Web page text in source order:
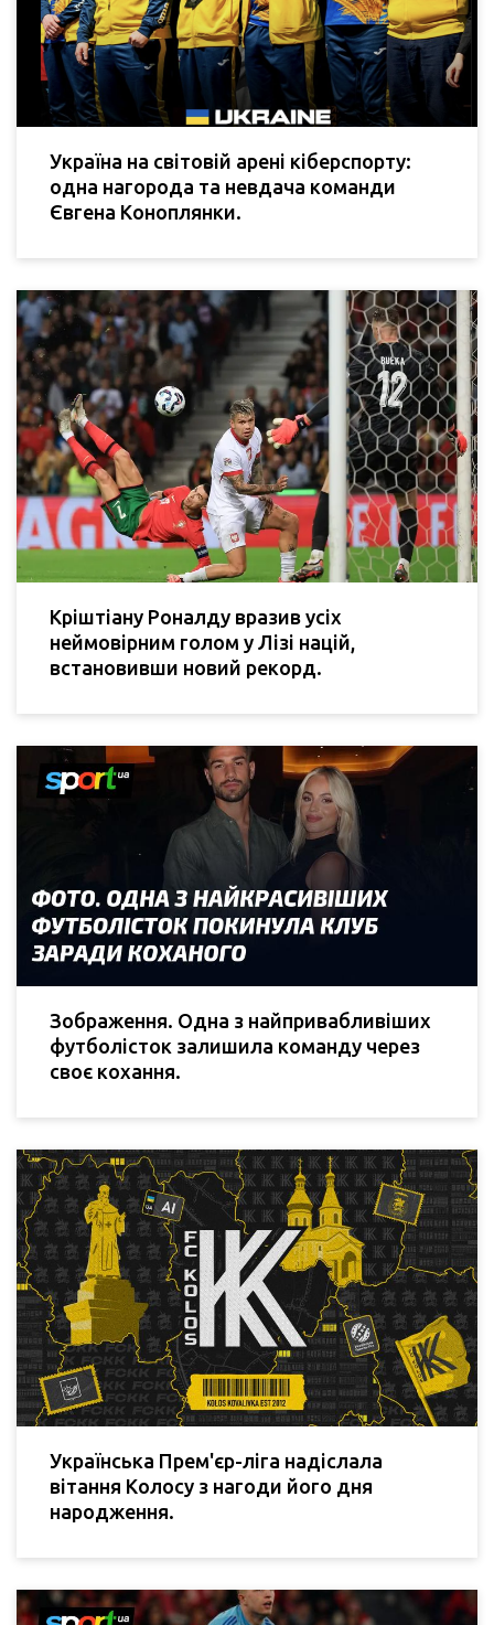
Україна на світовій арені кіберспорту:
одна нагорода та невдача команди
Євгена Коноплянки.
Кріштіану Роналду вразив усіх
неймовірним голом у Лізі націй,
встановивши новий рекорд.
Зображення. Одна з найпривабливіших
футболісток залишила команду через
своє кохання.
Українська Прем'єр-ліга надіслала
вітання Колосу з нагоди його дня
народження.